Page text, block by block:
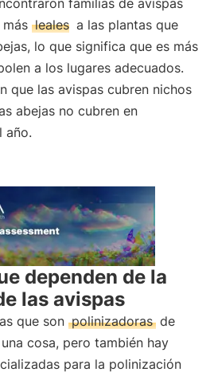
familias de avispas
leales a las plantas que
lo que significa que es más
a los lugares adecuados.
que las avispas cubren nichos
abejas no cubren en
año.
dependen de la
las avispas
que son polinizadoras de
cosa, pero también hay
para la polinización